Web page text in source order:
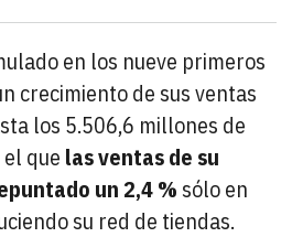
en los nueve primeros
crecimiento de sus ventas
los 5.506,6 millones de
que las ventas de su
un 2,4 % sólo en
su red de tiendas.